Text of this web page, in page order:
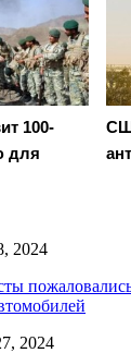
100-
для
2024
пожаловались
2024